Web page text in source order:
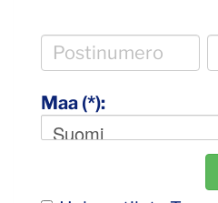
Maa (*):
Suomi